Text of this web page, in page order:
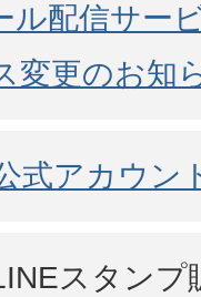
ル配信サー
変更のお知
式アカウン
スタンプ